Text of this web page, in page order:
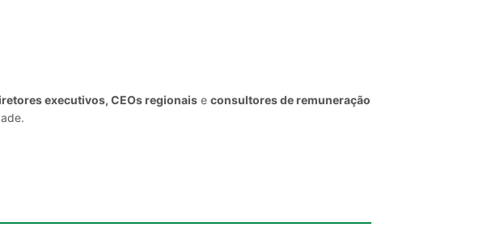
executivos, CEOs regionais e consultores de remuneração